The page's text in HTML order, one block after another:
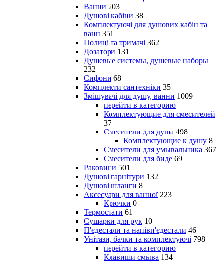
Ванни 203
Душові кабіни 38
Комплектуючі для душових кабін та
ванн 351
Полиці та тримачі 362
Дозатори 131
Душевые системы, душевые наборы
232
Сифони 68
Комплекти сантехніки 35
Змішувачі для душу, ванни 1009
перейти в категорию
Комплектующие для смесителей
37
Смесители для душа 498
Комплектующие к душу 8
Смесители для умывальника 367
Смесители для биде 69
Раковини 501
Душові гарнітури 132
Душові шланги 8
Аксесуари для ванної 223
Крючки 0
Термостати 61
Сушарки для рук 10
П'єдестали та напівп'єдестали 46
Унітази, бачки та комплектуючі 798
перейти в категорию
Клавиши смыва 134